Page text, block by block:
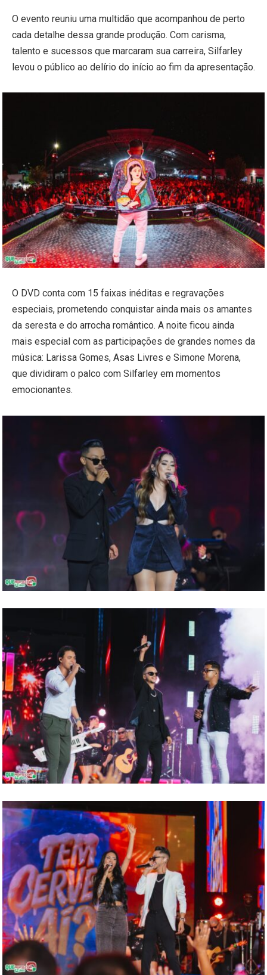
O evento reuniu uma multidão que acompanhou de perto
cada detalhe dessa grande produção. Com carisma,
talento e sucessos que marcaram sua carreira, Silfarley
levou o público ao delírio do início ao fim da apresentação.
O DVD conta com 15 faixas inéditas e regravações
especiais, prometendo conquistar ainda mais os amantes
da seresta e do arrocha romântico. A noite ficou ainda
mais especial com as participações de grandes nomes da
música: Larissa Gomes, Asas Livres e Simone Morena,
que dividiram o palco com Silfarley em momentos
emocionantes.